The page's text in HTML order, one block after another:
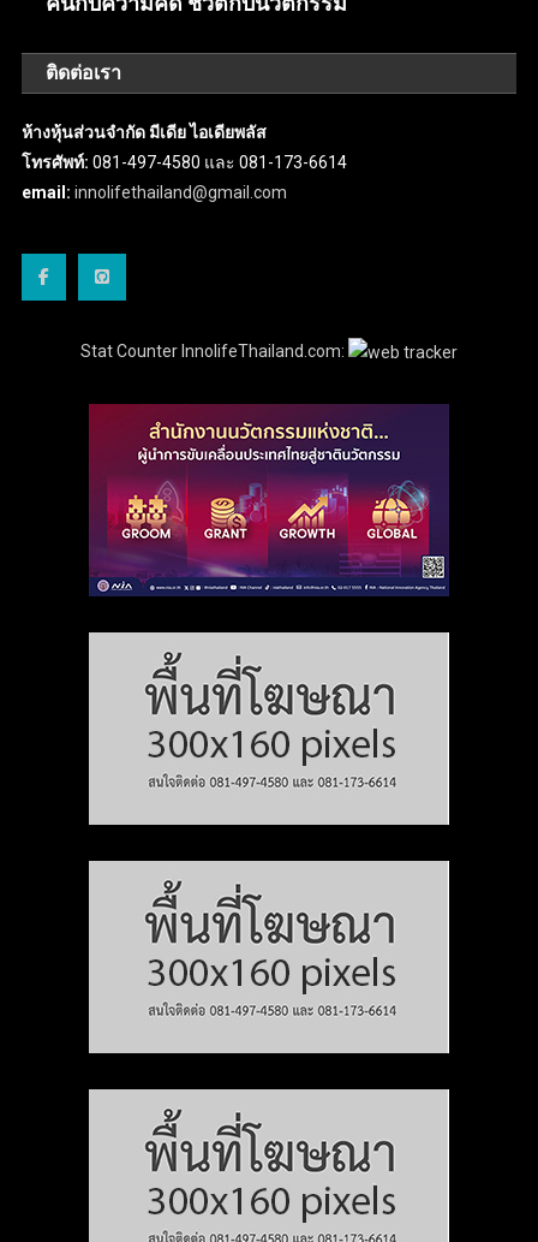
ติดต่อเรา
ห้างหุ้นส่วนจำกัด มีเดีย ไอเดียพลัส
โทรศัพท์: 081-497-4580 และ 081-173-6614
email: innolifethailand@gmail.com
Stat Counter InnolifeThailand.com: